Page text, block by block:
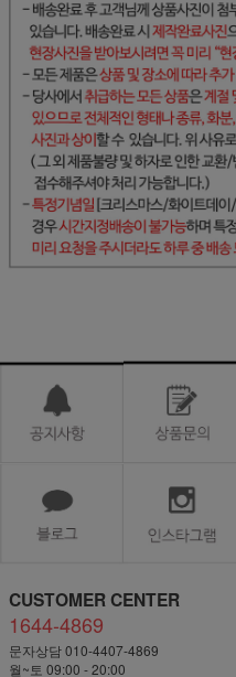
CUSTOMER CENTER
1644-4869
문자상담 010-4407-4869
월~토 09:00 - 20:00